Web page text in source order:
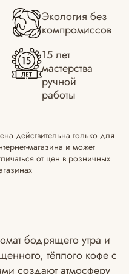
Экология без
компромиссов
15 лет
мастерства
ручной
работы
действительна только для
магазина и может
от цен в розничных
бодрящего утра и
тёплого кофе с
создают атмосферу